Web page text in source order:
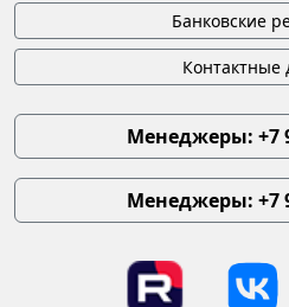
Банковские
Контактные
Менеджеры: +7
Менеджеры: +7